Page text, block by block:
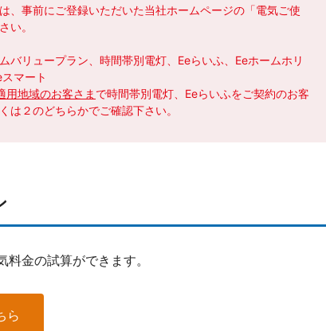
、事前にご登録いただいた当社ホームページの「電気ご使
い。
バリュープラン、時間帯別電灯、Eeらいふ、Eeホームホリ
マート
用地域のお客さま で時間帯別電灯、Eeらいふをご契約のお客
は２のどちらかでご確認下さい。
金の試算ができます。
ら